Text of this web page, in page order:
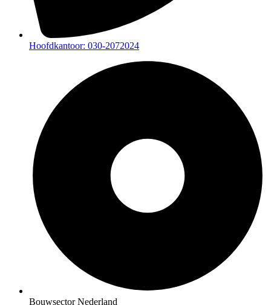
Hoofdkantoor: 030-2072024
Bouwsector Nederland